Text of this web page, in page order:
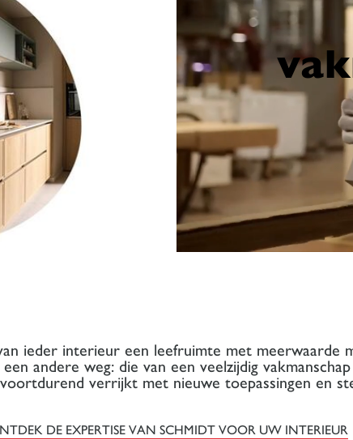
ieder interieur een leefruimte met meerwaarde
andere weg: die van een veelzijdig
verrijkt met nieuwe toepassingen en
DE EXPERTISE VAN SCHMIDT VOOR UW INTERIEUR